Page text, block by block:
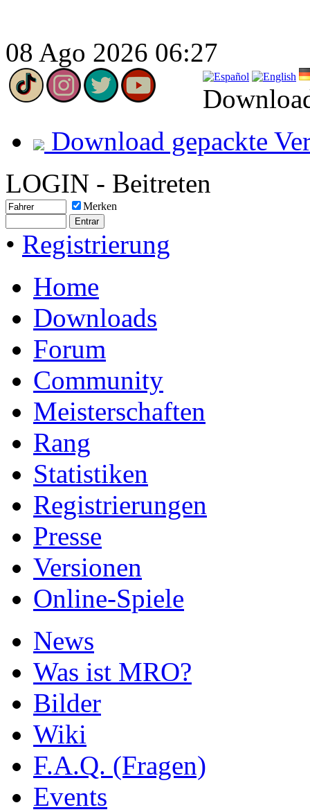
08 Ago 2026 06:27
Download gepackte
LOGIN - Beitreten
Merken
• Registrierung
Home
Downloads
Forum
Community
Meisterschaften
Rang
Statistiken
Registrierungen
Presse
Versionen
Online-Spiele
News
Was ist MRO?
Bilder
Wiki
F.A.Q. (Fragen)
Events